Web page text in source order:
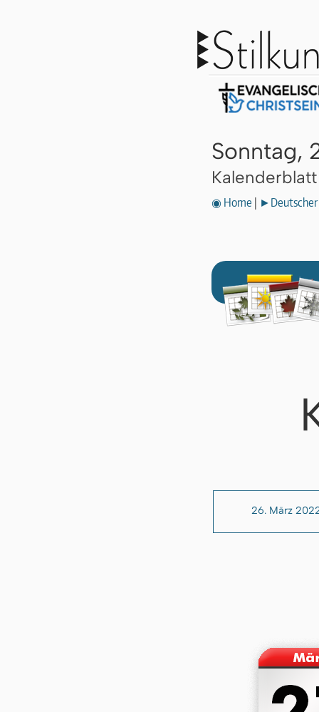
Sonntag,
◉ Home ►Deutscher
26. März